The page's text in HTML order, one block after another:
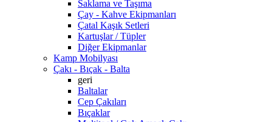
Saklama ve Taşıma
Çay - Kahve Ekipmanları
Çatal Kaşık Setleri
Kartuşlar / Tüpler
Diğer Ekipmanlar
Kamp Mobilyası
Çakı - Bıçak - Balta
geri
Baltalar
Cep Çakıları
Bıçaklar